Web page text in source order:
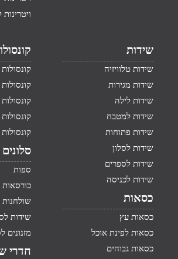
שידות
שידות טלוויזיה
שידות מגירות
שידות לילה
שידות למטבח
שידות פתוחות
שידות לסלון
שידות לספרים
שידות לכניסה
כסאות
כסאות עץ
כסאות לפינת אוכל
כסאות גבוהים
סלונים
ספות
כורסאות
שולחנות
שידות
מזנונים
חדרי